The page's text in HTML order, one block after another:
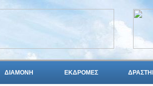
ΔΙΑΜΟΝΗ ΕΚΔΡΟΜΕΣ